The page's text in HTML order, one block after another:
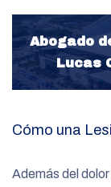
Abogado
Lucas
Cómo una
Además del